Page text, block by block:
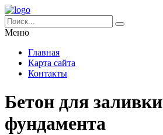
Меню
Главная
Карта сайта
Контакты
Бетон для заливки
фундамента